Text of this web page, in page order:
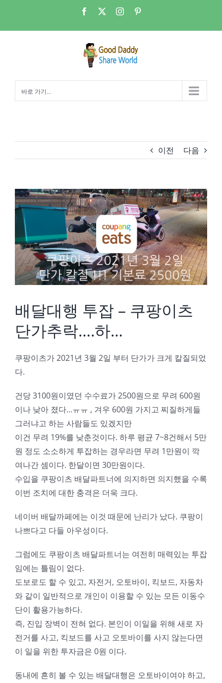
츠
Facebook Instagram
바로 가기...
이전 다음
View
Larger
Image
배달대행 투잡 – 쿠팡이츠
단가추락….하…
쿠팡이츠가 2021년 3월 2일 부터 단가가 크게 칼질되었
다.
건당 3100원이였던 수수료가 2500원으로 무려 600원
이나 낮아 졌다…ㅠㅠ , 겨우 600원 가지고 찌질하게들
그러냐고 하는 사람들도 있겠지만
이건 무려 19%를 낮춘것이다. 하루 평균 7~8건해서 5만
원 정도 소소하게 투잡하는 경우라면 무려 1만원이 깍
여나간 셈이다. 한달이면 30만원이다.
수입을 쿠팡이츠 배달파트너에 의지하면 의지했을 수록
이번 조치에 대한 충격은 더욱 크다.
네이버 배달까페에는 이것 때문에 난리가 났다. 쿠팡이
나쁘다고 다들 아우성이다.
그럼에도 쿠팡이츠 배달파트너는 여전히 매력있는 투잡
임에는 틀림이 없다.
도보로도 할 수 있고, 자전거, 오토바이, 킥보드, 자동차
와 같이 일반적으로 개인이 이용할 수 있는 모든 이동수
단이 활용가능하다.
즉, 진입 장벽이 전혀 없다. 본인이 이일을 위해 새로 자
전거를 사고, 킥보드를 사고 오토바이를 사지 않는다면
이 일을 위한 투자금은 0원 이다.
동내에 흔히 볼 수 있는 배달대행은 오토바이여야 하고,